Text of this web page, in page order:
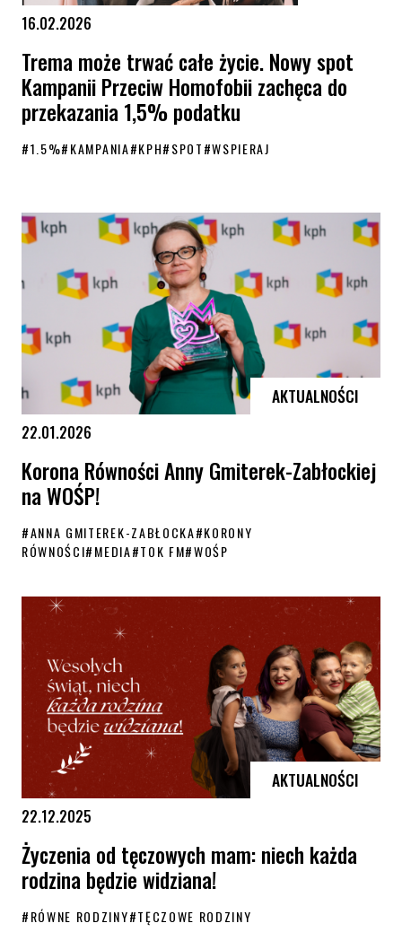
16.02.2026
Trema może trwać całe życie. Nowy spot
Kampanii Przeciw Homofobii zachęca do
przekazania 1,5% podatku
#1.5%#KAMPANIA#KPH#SPOT#WSPIERAJ
AKTUALNOŚCI
22.01.2026
Korona Równości Anny Gmiterek-Zabłockiej
na WOŚP!
#ANNA GMITEREK-ZABŁOCKA#KORONY
RÓWNOŚCI#MEDIA#TOK FM#WOŚP
AKTUALNOŚCI
22.12.2025
Życzenia od tęczowych mam: niech każda
rodzina będzie widziana!
#RÓWNE RODZINY#TĘCZOWE RODZINY